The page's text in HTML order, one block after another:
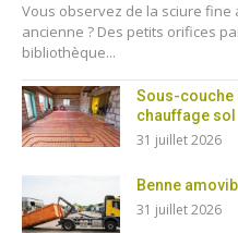
Vous observez de la sciure fine
ancienne ? Des petits orifices
bibliothèque...
Sous-couche
chauffage sol
31 juillet 2026
Benne
31 juillet 2026